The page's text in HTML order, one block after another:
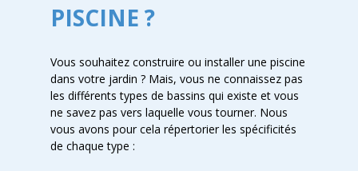
PISCINE ?
Vous souhaitez construire ou installer une piscine
dans votre jardin ? Mais, vous ne connaissez pas
les différents types de bassins qui existe et vous
ne savez pas vers laquelle vous tourner. Nous
vous avons pour cela répertorier les spécificités
de chaque type :